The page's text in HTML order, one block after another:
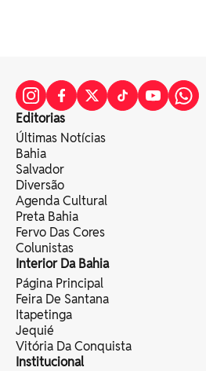
Editorias
Últimas Notícias
Bahia
Salvador
Diversão
Agenda Cultural
Preta Bahia
Fervo Das Cores
Colunistas
Interior Da Bahia
Página Principal
Feira De Santana
Itapetinga
Jequié
Vitória Da Conquista
Institucional